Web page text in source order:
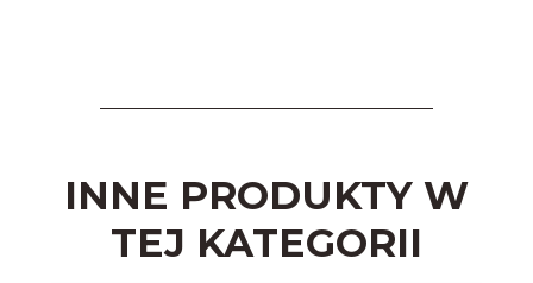
INNE PRODUKTY W
TEJ KATEGORII